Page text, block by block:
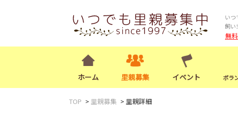
いつ
飼い
無
ホーム 里親募集 イベント ボラ
TOP 里親募集 里親詳細